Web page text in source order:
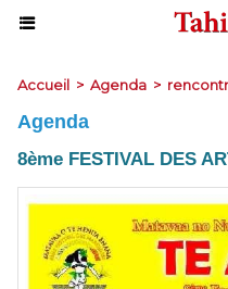
Accueil > Agenda >
Agenda
8ème FESTIVAL DES